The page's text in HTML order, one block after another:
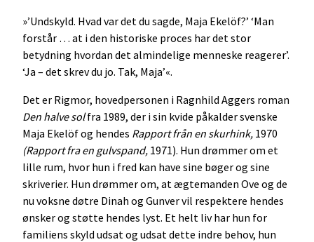
»’Undskyld. Hvad var det du sagde, Maja Ekelöf?’ ‘Man
forstår … at i den historiske proces har det stor
betydning hvordan det almindelige menneske reagerer’.
‘Ja – det skrev du jo. Tak, Maja’«.
Det er Rigmor, hovedpersonen i Ragnhild Aggers roman
Den halve solfra 1989, der i sin kvide påkalder svenske
Maja Ekelöf og hendes Rapport från en skurhink, 1970
(Rapport fra en gulvspand, 1971). Hun drømmer om et
lille rum, hvor hun i fred kan have sine bøger og sine
skriverier. Hun drømmer om, at ægtemanden Ove og de
nu voksne døtre Dinah og Gunver vil respektere hendes
ønsker og støtte hendes lyst. Et helt liv har hun for
familiens skyld udsat og udsat dette indre behov, hun